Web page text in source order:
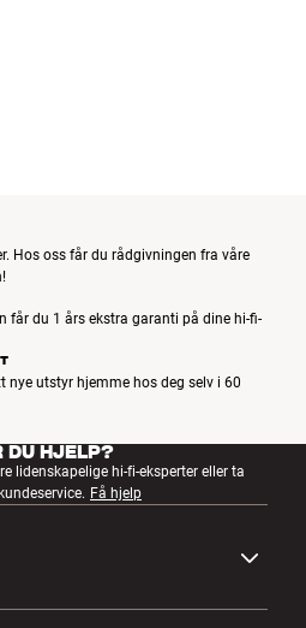
Hos oss får du rådgivningen fra våre
får du 1 års ekstra garanti på dine hi-fi-
nye utstyr hjemme hos deg selv i 60
DU HJELP?
lidenskapelige hi-fi-eksperter eller ta
Få hjelp